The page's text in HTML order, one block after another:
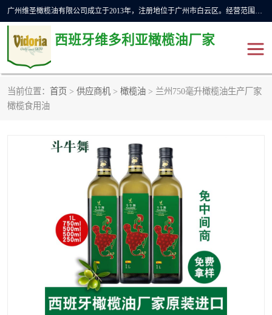
广州维圣橄榄油有限公司成立于2013年，注册地位于广州市白云区。经营范围包括饲料原料销售;畜牧渔业饲料销售;化妆品批发;贸易经纪;食品进出口等，主要产品有：橄榄果渣油，橄榄油，纯橄榄油等。
西班牙维多利亚橄榄油厂家
当前位置： 首页 > 供应商机 > 橄榄油 > 兰州750毫升橄榄油生产厂家
橄榄食用油
橄榄油
精炼橄榄油